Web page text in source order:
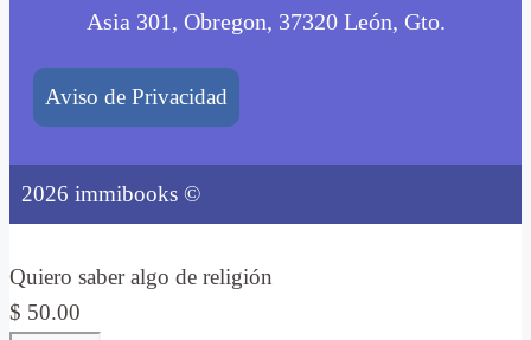
Asia 301, Obregon, 37320 León, Gto.
Aviso de Privacidad
2026 immibooks ©
Quiero saber algo de religión
$ 50.00